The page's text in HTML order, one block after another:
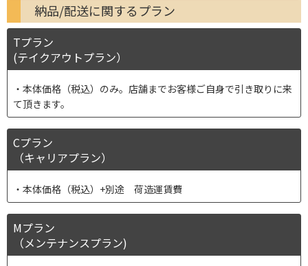
納品/配送に関するプラン
Tプラン
(テイクアウトプラン）
本体価格（税込）のみ。店舗までお客様ご自身で引き取りに来
て頂きます。
Cプラン
（キャリアプラン）
本体価格（税込）+別途 荷造運賃費
Mプラン
（メンテナンスプラン)